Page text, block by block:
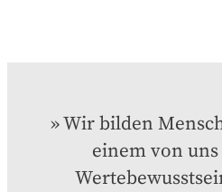
Wir bilden
einem von